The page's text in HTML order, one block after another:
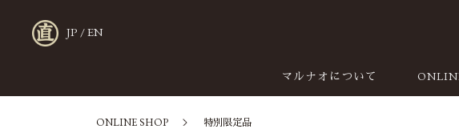
マルナオについて
JP /EN
ONLINE SHOP 特別限定品